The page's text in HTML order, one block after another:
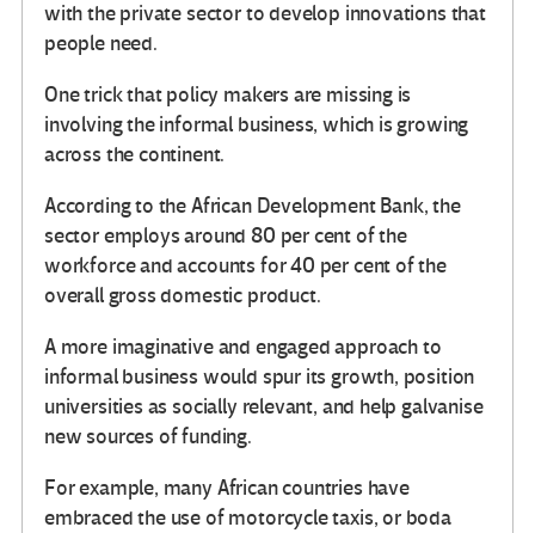
with the private sector to develop innovations that
people need.
One trick that policy makers are missing is
involving the informal business, which is growing
across the continent.
According to the African Development Bank, the
sector employs around 80 per cent of the
workforce and accounts for 40 per cent of the
overall gross domestic product.
A more imaginative and engaged approach to
informal business would spur its growth, position
universities as socially relevant, and help galvanise
new sources of funding.
For example, many African countries have
embraced the use of motorcycle taxis, or boda